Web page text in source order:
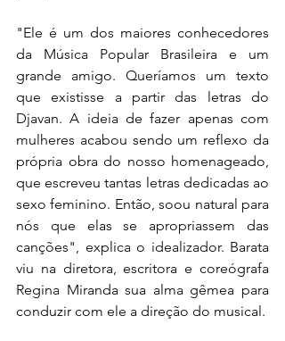
"Ele é um dos maiores conhecedores
da Música Popular Brasileira e um
grande amigo. Queríamos um texto
que existisse a partir das letras do
Djavan. A ideia de fazer apenas com
mulheres acabou sendo um reflexo da
própria obra do nosso homenageado,
que escreveu tantas letras dedicadas ao
sexo feminino. Então, soou natural para
nós que elas se apropriassem das
canções", explica o idealizador. Barata
viu na diretora, escritora e coreógrafa
Regina Miranda sua alma gêmea para
conduzir com ele a direção do musical.